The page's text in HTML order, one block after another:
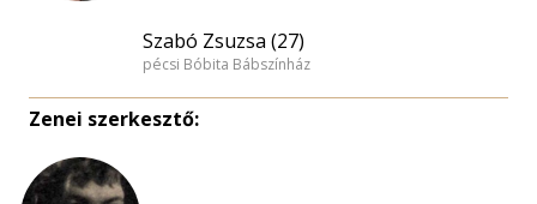
Szabó Zsuzsa (27)
pécsi Bóbita Bábszínház
Zenei szerkesztő: